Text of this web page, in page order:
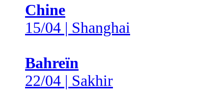
Chine
15/04 | Shanghai
Bahreïn
22/04 | Sakhir